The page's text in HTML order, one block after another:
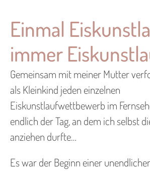
Einmal
immer
Gemeinsam mit meiner Mutter
als Kleinkind jeden einzelnen
Eiskunstlaufwettbewerb im
endlich der Tag, an dem ich selbst
anziehen durfte…
Es war der Beginn einer